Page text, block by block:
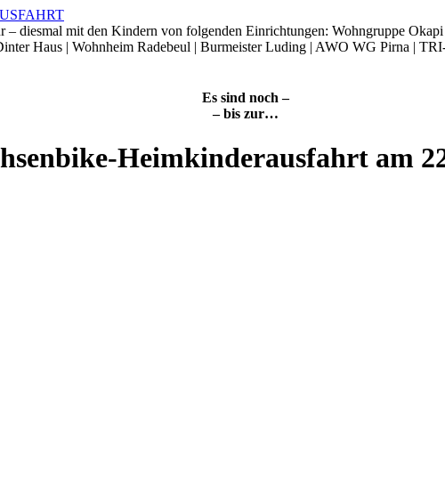
– diesmal mit den Kindern von folgenden Einrichtungen: Wohngruppe
Haus | Wohnheim Radebeul | Burmeister Luding | AWO WG Pirna |
Es sind noch –
– bis zur…
Heimkinderausfahrt am